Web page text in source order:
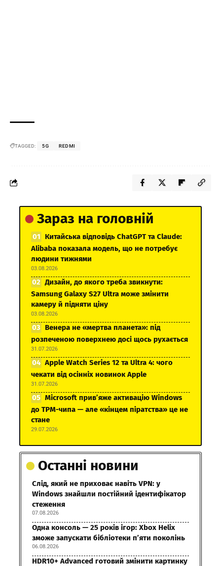
TAGGED: 5G REDMI
Зараз на головній
Китайська відповідь ChatGPT та Claude:
Alibaba показала модель, що не потребує
людини тижнями
03.08.2026
Дизайн, до якого треба звикнути:
Samsung Galaxy S27 Ultra може змінити
камеру й підняти ціну
03.08.2026
Венера не «мертва планета»: під
розпеченою поверхнею досі щось рухається
31.07.2026
Apple Watch Series 12 та Ultra 4: чого
чекати від осінніх новинок Apple
31.07.2026
Microsoft прив’яже активацію Windows
до TPM-чипа — але «кінцем піратства» це не
стане
29.07.2026
Останні новини
Слід, який не приховає навіть VPN: у
Windows знайшли постійний ідентифікатор
стеження
07.08.2026
Одна консоль — 25 років ігор: Xbox Helix
зможе запускати бібліотеки п’яти поколінь
06.08.2026
HDR10+ Advanced готовий змінити картинку